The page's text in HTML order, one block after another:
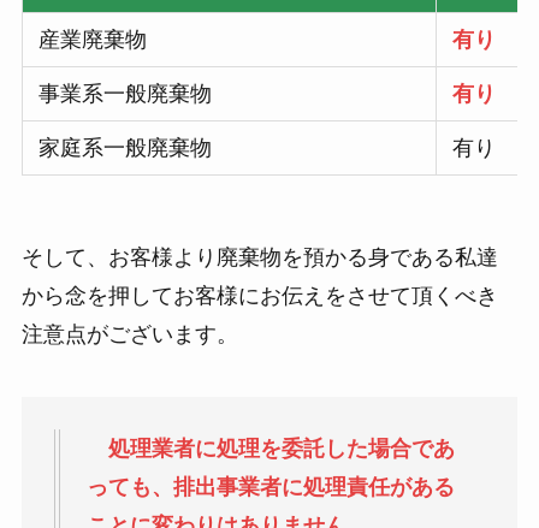
産業廃棄物 有り
事業系一般廃棄物 有り
家庭系一般廃棄物 有り
そして、お客様より廃棄物を預かる身である私達
から念を押してお客様にお伝えをさせて頂くべき
注意点がございます。
処理業者に処理を委託した場合であ
っても、排出事業者に処理責任がある